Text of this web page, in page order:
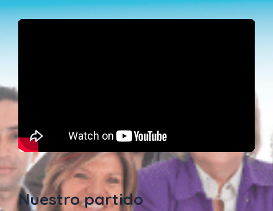
Nuestro partido